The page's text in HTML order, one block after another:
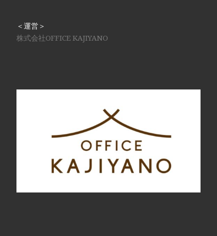
＜運営＞
株式会社OFFICE KAJIYANO